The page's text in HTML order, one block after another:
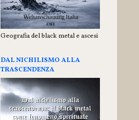
Geografia del black metal e ascesi
DAL NICHILISMO ALLA
TRASCENDENZA